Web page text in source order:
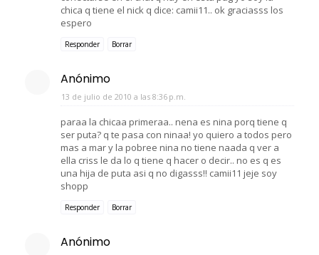
chica q tiene el nick q dice: camii11.. ok graciasss los
espero
Responder Borrar
Anónimo
13 de julio de 2010 a las 8:36 p.m.
paraa la chicaa primeraa.. nena es nina porq tiene q
ser puta? q te pasa con ninaa! yo quiero a todos pero
mas a mar y la pobree nina no tiene naada q ver a
ella criss le da lo q tiene q hacer o decir.. no es q es
una hija de puta asi q no digasss!! camii11 jeje soy
shopp
Responder Borrar
Anónimo